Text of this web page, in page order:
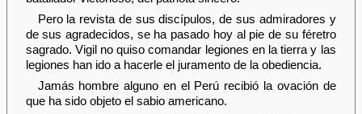
Pero la revista de sus discípulos, de sus admiradores y
de sus agradecidos, se ha pasado hoy al pie de su féretro
sagrado. Vigil no quiso comandar legiones en la tierra y las
legiones han ido a hacerle el juramento de la obediencia.
Jamás hombre alguno en el Perú recibió la ovación de
que ha sido objeto el sabio americano.